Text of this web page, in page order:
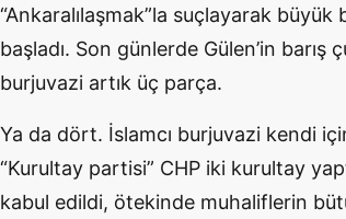
“Ankaralılaşmak”la suçlayarak
başladı. Son günlerde Gülen’in
burjuvazi artık üç parça.
Ya da dört. İslamcı burjuvazi kendi
“Kurultay partisi” CHP iki kurultay
kabul edildi, ötekinde muhaliflerin